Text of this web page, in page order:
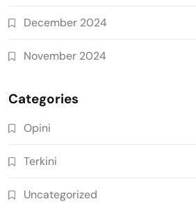
December 2024
November 2024
Categories
Opini
Terkini
Uncategorized